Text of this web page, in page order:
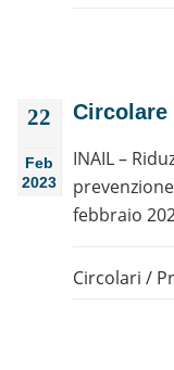
22
Feb
2023
Circolare
INAIL –
febbraio
Circolari /